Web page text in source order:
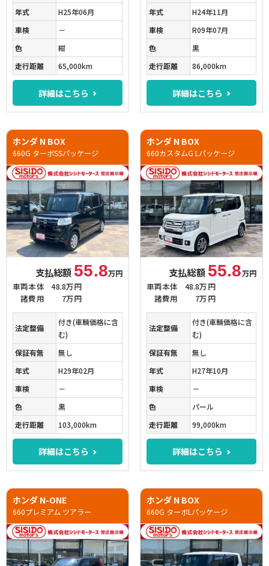
年式
H25年06月
車検
－
色
紺
走行距離
65,000km
詳細はこちら
年式
H24年11月
車検
R09年07月
色
黒
走行距離
86,000km
詳細はこちら
ホンダ N BOX
660G ターボSSパッケージ
支払総額 55.8万円
車両本体
48.8万円
諸費用
7万円
法定整備
付き(車輌価格に含
む)
保証有無
無し
年式
H29年02月
車検
－
色
黒
走行距離
103,000km
詳細はこちら
ホンダ N BOX
660カスタムG Lパッケージ
支払総額 55.8万円
車両本体
48.8万円
諸費用
7万円
法定整備
付き(車輌価格に含
む)
保証有無
無し
年式
H27年10月
車検
－
色
パール
走行距離
99,000km
詳細はこちら
ホンダ N-ONE
660プレミアム ツアラー
ホンダ N BOX
660G ターボLパッケージ